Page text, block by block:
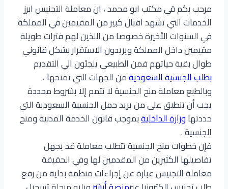
مرحب بكم قي مكتب ابو محمد ، ان معاملة التجنيس ابرز
الخدمات التي تشهد اقبال كبير من المقيمين في المملكة
في السنوات الأخيرة خصوصا من اللذين لهم فترات طويلة
مقيمين داخل المملكة ويريدون الاستقرار بشكل قانوني
طوال بقية حياتهم فمن الطبيعي يلجئون الي التقديم
بطلب الجنسية السعوديةمن الجهات التي تمنحها ،
وبالطبع معاملة منح الجنسية لا تتمم إلا بشروط محددة
يجب أن تنطبق على من يريد حمل الجنسية السعودية التي
حددتهاوزارة الداخليةبموجب قانون الخدمة المدنية ومنح
الجنسية .
فإن خطوات منح الجنسية تتطلب معاملة قد يجهل
تفاصيلها الكثيرين من المقدمين لها وفي الحقيقة
معاملة التجنيس عبارة عن إجراءات منظمة بداية من رفع